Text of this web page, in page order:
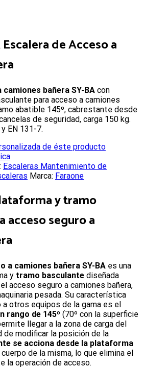
de Acceso a
bañera SY-BA con
para acceso a camiones
abatible 145º, cabrestante desde
de seguridad, carga 150 kg.
EN 131-7.
de éste producto
Escaleras Mantenimiento de
Marca: Faraone
y tramo
acceso seguro a
a camiones bañera SY-BA es una
y tramo basculante diseñada
acceso seguro a camiones bañera,
pesada. Su característica
otros equipos de la gama es el
rango de 145º (70º con la superficie
llegar a la zona de carga del
de modificar la posición de la
se acciona desde la plataforma
de la misma, lo que elimina el
la operación de acceso.